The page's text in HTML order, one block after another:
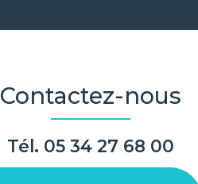
Contactez-nous
Tél. 05 34 27 68 00